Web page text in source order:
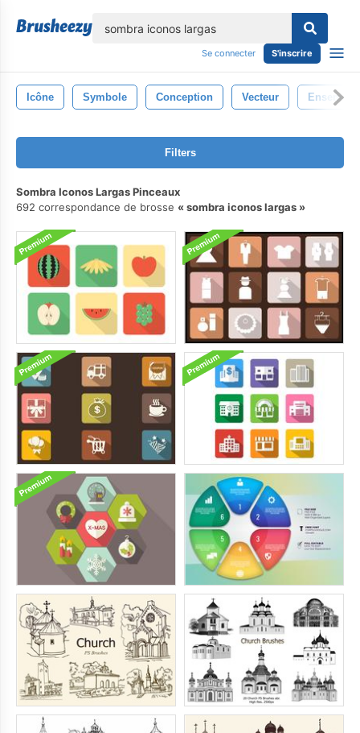
Se connecter S'inscrire
Icône Symbole Conception Vecteur Ensemble
Filters
Sombra Iconos Largas Pinceaux
692 correspondance de brosse
sombra iconos largas